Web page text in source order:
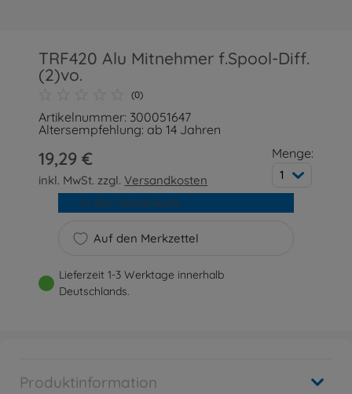
TRF420 Alu Mitnehmer f.Spool-Diff.
(2)vo.
(0)
Artikelnummer: 300051647
Altersempfehlung: ab 14 Jahren
19,29 €
inkl. MwSt. zzgl.Versandkosten
Menge:
1
Auf den Merkzettel
In den Warenkorb
Lieferzeit 1-3 Werktage innerhalb
Deutschlands.
Produktinformation